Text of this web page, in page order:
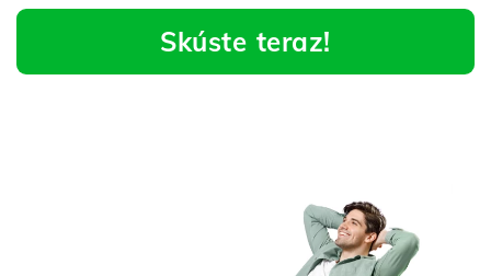
Skúste teraz!